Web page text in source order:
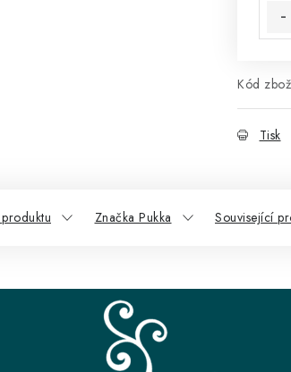
Kód
Tisk
Značka Pukka Související